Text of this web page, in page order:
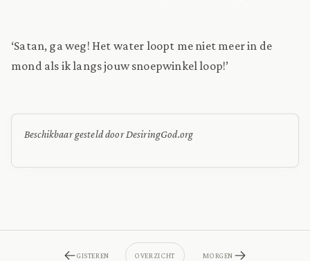
‘Satan, ga weg! Het water loopt me niet meer in de
mond als ik langs jouw snoepwinkel loop!’
Beschikbaar gesteld door DesiringGod.org
GISTEREN OVERZICHT MORGEN